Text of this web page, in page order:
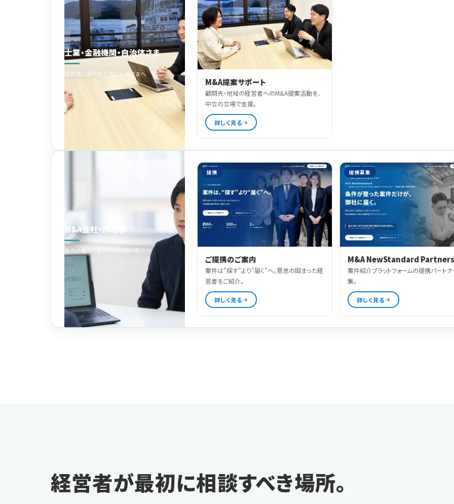
士業・金融機関・自治体さま
経営者に選択肢を届ける皆さまへ
M&A提案サポート
顧問先・地域の経営者へのM&A提案活動を、
中立の立場で支援。
詳しく見る
M&A会社・FAさま
条件の整った案件との出会いを
提携
ご提携のご案内
案件は"探す"より"届く"へ。意思の固まった経
営者をご紹介。
詳しく見る
提携募集
M&A NewStandard
案件紹介プラットフォームの提携パート
集。
詳しく見る
経営者が最初に相談すべき場所。